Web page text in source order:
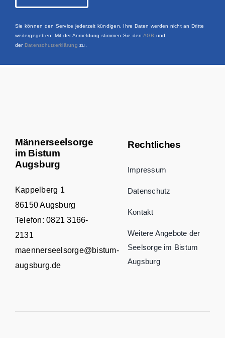
Sie können den Service jederzeit kündigen. Ihre Daten werden nicht an Dritte
weitergegeben. Mit der Anmeldung stimmen Sie den AGB und
der Datenschutzerklärung zu.
Männerseelsorge
im Bistum
Augsburg
Kappelberg 1
86150 Augsburg
Telefon:0821 3166-
2131
maennerseelsorge@bistum-
augsburg.de
Rechtliches
Impressum
Datenschutz
Kontakt
Weitere Angebote der
Seelsorge im Bistum
Augsburg